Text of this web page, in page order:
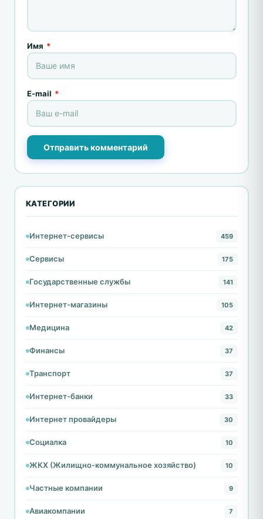
Имя *
E-mail *
Отправить комментарий
КАТЕГОРИИ
Интернет-сервисы 459
Сервисы 175
Государственные службы 141
Интернет-магазины 105
Медицина 42
Финансы 37
Транспорт 37
Интернет-банки 33
Интернет провайдеры 30
Социалка 10
ЖКХ (Жилищно-коммунальное хозяйство) 10
Частные компании 9
Авиакомпании 7